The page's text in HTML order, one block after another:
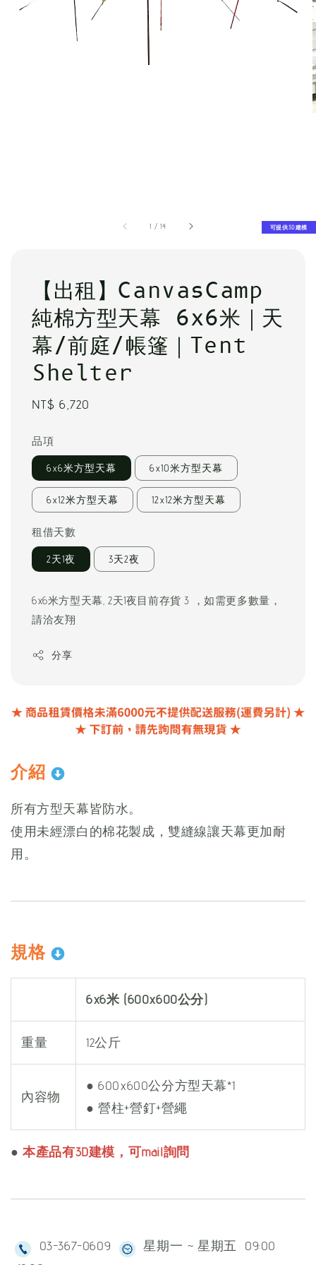
1 /14 可提供3D建模
【出租】CanvasCamp
純棉方型天幕 6x6米｜天
幕/前庭/帳篷｜Tent
Shelter
Regular
NT$ 6,720
品項
6x6米方型天幕 6x10米方型天幕
6x12米方型天幕 12x12米方型天幕
租借天數
2天1夜 3天2夜
6x6米方型天幕, 2天1夜目前存貨 3 ，如需更多數量，
請洽友翔
分享
介紹
所有方型天幕皆防水。
使用未經漂白的棉花製成，雙縫線讓天幕更加耐
用。
規格
6x6米 (600x600公分)
重量 12公斤
內容物
● 600x600公分方型天幕*1
● 營柱+營釘+營繩
●本產品有3D建模，可mail詢問
03-367-0609
星期一 ~ 星期五 09:00